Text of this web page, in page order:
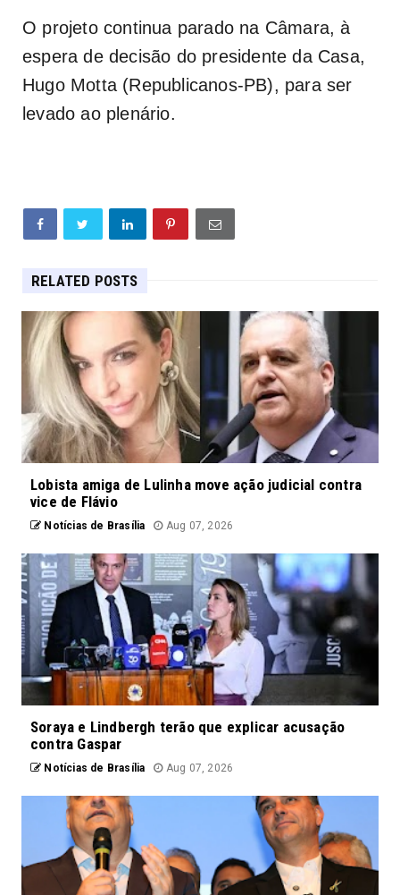
O projeto continua parado na Câmara, à
espera de decisão do presidente da Casa,
Hugo Motta (Republicanos-PB), para ser
levado ao plenário.
RELATED POSTS
Lobista amiga de Lulinha move ação judicial contra
vice de Flávio
Notícias de Brasília Aug 07, 2026
Soraya e Lindbergh terão que explicar acusação
contra Gaspar
Notícias de Brasília Aug 07, 2026